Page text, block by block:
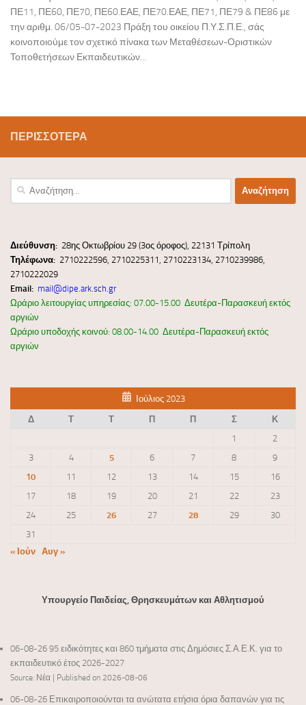
ΠΕ11, ΠΕ60, ΠΕ70, ΠΕ60.ΕΑΕ, ΠΕ70.ΕΑΕ, ΠΕ71, ΠΕ79 & ΠΕ86 με
την αριθμ. 06/05-07-2023 Πράξη του οικείου Π.Υ.Σ.Π.Ε., σάς
κοινοποιούμε τον σχετικό πίνακα των Μεταθέσεων-Οριστικών
Τοποθετήσεων Εκπαιδευτικών...
ΠΕΡΙΣΣΌΤΕΡΑ
Αναζήτηση
Διεύθυνση: 28ης Οκτωβρίου 29 (3ος όροφος), 22131 Τρίπολη
Τηλέφωνα: 2710222596, 2710225311, 2710223134, 2710239986,
2710222029
Email: mail@dipe.ark.sch.gr
Ωράριο λειτουργίας υπηρεσίας: 07.00-15.00 Δευτέρα-Παρασκευή εκτός
αργιών
Ωράριο υποδοχής κοινού: 08.00-14.00 Δευτέρα-Παρασκευή εκτός
αργιών
Ιούλιος 2023
Δ
Τ Τ Π Π Σ
Κ
1
2
3
4 5 6 7 8
9
10
11 12 13 14 15
16
17
18 19 20 21 22
23
24
25 26 27 28 29
30
31
« Ιούν Αυγ »
Υπουργείο Παιδείας, Θρησκευμάτων και Αθλητισμού
06-08-26 95 ειδικότητες και 860 τμήματα στις Δημόσιες Σ.Α.Ε.Κ. για το
εκπαιδευτικό έτος 2026-2027
Source: Νέα Published on 2026-08-06
06-08-26 Επικαιροποιούνται τα ανώτατα ετήσια όρια δαπανών για τις